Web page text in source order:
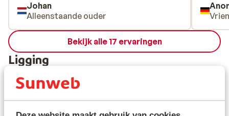
Johan
Alleenstaande ouder
Bekijk alle 17 ervaringen
Ligging